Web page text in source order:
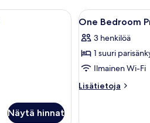
jossa on sänky, työpöytä, tuoli, televisio ja
Näytä hinnat
Avaa
kaikki
huonetyypin
One
Bedroom
Premier
14
One Bedroom
3 henkilöä
1 suuri
Ilmainen Wi-Fi
Lisätietoja
Lisätietoja